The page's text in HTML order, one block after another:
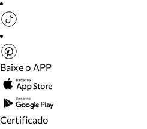
Baixe o APP
Certificado